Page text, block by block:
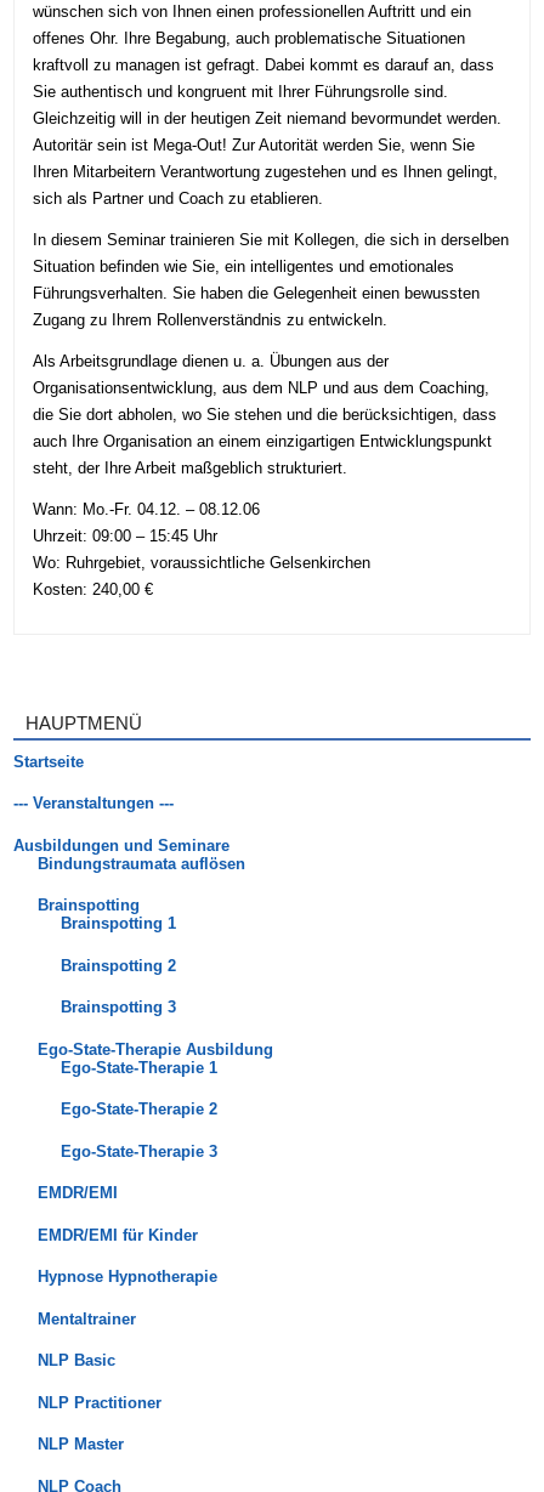
wünschen sich von Ihnen einen professionellen Auftritt und ein
offenes Ohr. Ihre Begabung, auch problematische Situationen
kraftvoll zu managen ist gefragt. Dabei kommt es darauf an, dass
Sie authentisch und kongruent mit Ihrer Führungsrolle sind.
Gleichzeitig will in der heutigen Zeit niemand bevormundet werden.
Autoritär sein ist Mega-Out! Zur Autorität werden Sie, wenn Sie
Ihren Mitarbeitern Verantwortung zugestehen und es Ihnen gelingt,
sich als Partner und Coach zu etablieren.
In diesem Seminar trainieren Sie mit Kollegen, die sich in derselben
Situation befinden wie Sie, ein intelligentes und emotionales
Führungsverhalten. Sie haben die Gelegenheit einen bewussten
Zugang zu Ihrem Rollenverständnis zu entwickeln.
Als Arbeitsgrundlage dienen u. a. Übungen aus der
Organisationsentwicklung, aus dem NLP und aus dem Coaching,
die Sie dort abholen, wo Sie stehen und die berücksichtigen, dass
auch Ihre Organisation an einem einzigartigen Entwicklungspunkt
steht, der Ihre Arbeit maßgeblich strukturiert.
Wann: Mo.-Fr. 04.12. – 08.12.06
Uhrzeit: 09:00 – 15:45 Uhr
Wo: Ruhrgebiet, voraussichtliche Gelsenkirchen
Kosten: 240,00 €
HAUPTMENÜ
Startseite
--- Veranstaltungen ---
Ausbildungen und Seminare
Bindungstraumata auflösen
Brainspotting
Brainspotting 1
Brainspotting 2
Brainspotting 3
Ego-State-Therapie Ausbildung
Ego-State-Therapie 1
Ego-State-Therapie 2
Ego-State-Therapie 3
EMDR/EMI
EMDR/EMI für Kinder
Hypnose Hypnotherapie
Mentaltrainer
NLP Basic
NLP Practitioner
NLP Master
NLP Coach